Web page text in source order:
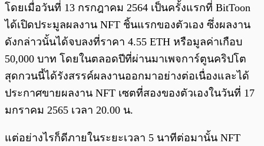
โดยเมื่อวันที่ 13 กรกฎาคม 2564 เป็นครั้งแรกที่ BitToon
ได้เปิดประมูลผลงาน NFT ชิ้นแรกของตัวเอง ซึ่งผลงาน
ดังกล่าวนั้นได้จบลงที่ราคา 4.55 ETH หรือมูลค่าเกือบ
50,000 บาท โดยในตลอดปีที่ผ่านมาเพจการ์ตูนคริปโต
สุดกวนนี้ได้รังสรรค์ผลงานออกมาอย่างต่อเนื่องและได้
ประกาศขายผลงาน NFT เซตที่สองของตัวเองในวันที่ 17
มกราคม 2565 เวลา 20.00 น.
แต่อย่างไรก็ดีภายในระยะเวลา 5 นาทีต่อมานั้น NFT